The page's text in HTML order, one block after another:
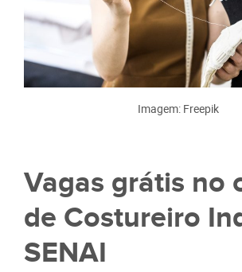
Imagem: Freepik
Vagas grátis no
de Costureiro
SENAI